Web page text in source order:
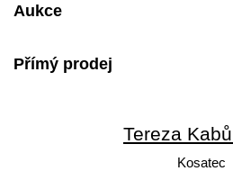
Aukce
Přímý prodej
Tereza
Kosatec